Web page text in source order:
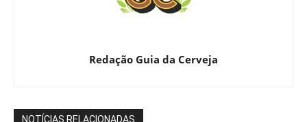
Redação Guia da Cerveja
NOTÍCIAS RELACIONADAS